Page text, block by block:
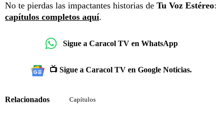
No te pierdas las impactantes historias de Tu Voz Estéreo:
capítulos completos aquí.
Sigue a Caracol TV en WhatsApp
📺 Sigue a Caracol TV en Google Noticias.
Relacionados Capítulos